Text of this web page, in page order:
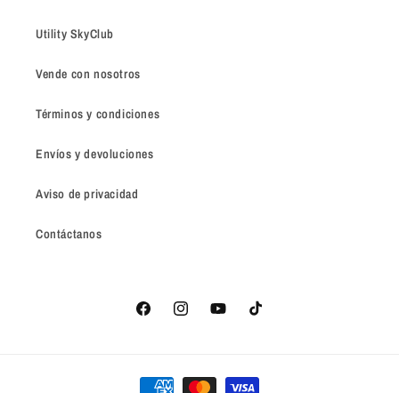
Utility SkyClub
Vende con nosotros
Términos y condiciones
Envíos y devoluciones
Aviso de privacidad
Contáctanos
FacebookInstagramYouTubeTikTok
Formas